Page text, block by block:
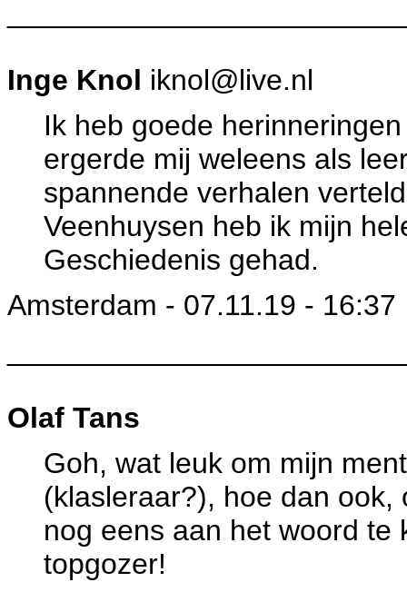
Inge Knol iknol@live.nl
Ik heb goede
ergerde mij weleens als
spannende verhalen
Veenhuysen heb ik mijn
Geschiedenis gehad.
Amsterdam - 07.11.19 - 16:37
Olaf Tans
Goh, wat leuk om mijn
(klasleraar?), hoe dan
nog eens aan het woord te
topgozer!